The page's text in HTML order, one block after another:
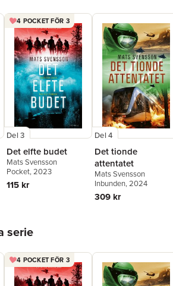
4 POCKET FÖR 3
Del 3
Det elfte budet
Mats Svensson
Pocket, 2023
115 kr
Del 4
Det tionde
attentatet
Mats Svensson
Inbunden, 2024
309 kr
serie
4 POCKET FÖR 3